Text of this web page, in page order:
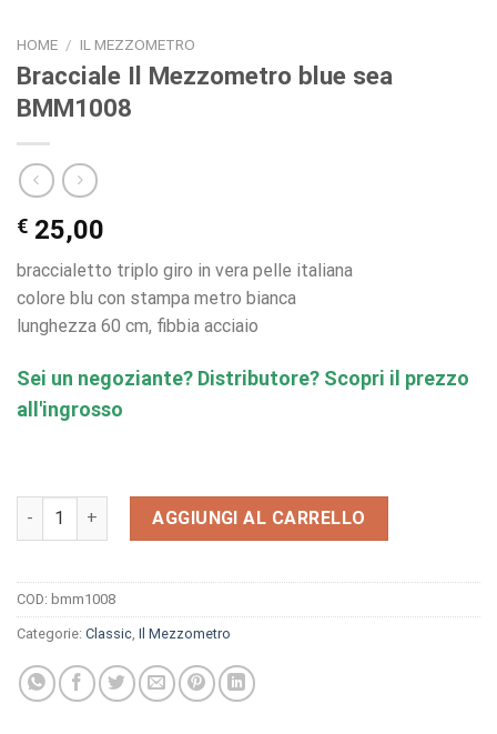
HOME / IL MEZZOMETRO
Bracciale Il Mezzometro blue sea
BMM1008
€ 25,00
braccialetto triplo giro in vera pelle italiana
colore blu con stampa metro bianca
lunghezza 60 cm, fibbia acciaio
Sei un negoziante? Distributore? Scopri il prezzo
all'ingrosso
Bracciale Il Mezzometro blue sea BMM1008 quantità
AGGIUNGI AL CARRELLO
COD: bmm1008
Categorie: Classic Il Mezzometro